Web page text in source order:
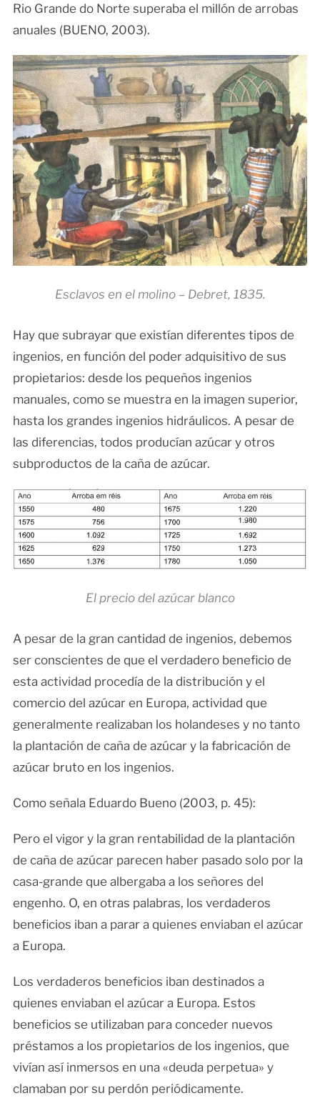
Rio Grande do Norte superaba el millón de arrobas
anuales (BUENO, 2003).
Esclavos en el molino – Debret, 1835.
Hay que subrayar que existían diferentes tipos de
ingenios, en función del poder adquisitivo de sus
propietarios: desde los pequeños ingenios
manuales, como se muestra en la imagen superior,
hasta los grandes ingenios hidráulicos. A pesar de
las diferencias, todos producían azúcar y otros
subproductos de la caña de azúcar.
El precio del azúcar blanco
A pesar de la gran cantidad de ingenios, debemos
ser conscientes de que el verdadero beneficio de
esta actividad procedía de la distribución y el
comercio del azúcar en Europa, actividad que
generalmente realizaban los holandeses y no tanto
la plantación de caña de azúcar y la fabricación de
azúcar bruto en los ingenios.
Como señala Eduardo Bueno (2003, p. 45):
Pero el vigor y la gran rentabilidad de la plantación
de caña de azúcar parecen haber pasado solo por la
casa-grande que albergaba a los señores del
engenho. O, en otras palabras, los verdaderos
beneficios iban a parar a quienes enviaban el azúcar
a Europa.
Los verdaderos beneficios iban destinados a
quienes enviaban el azúcar a Europa. Estos
beneficios se utilizaban para conceder nuevos
préstamos a los propietarios de los ingenios, que
vivían así inmersos en una «deuda perpetua» y
clamaban por su perdón periódicamente.